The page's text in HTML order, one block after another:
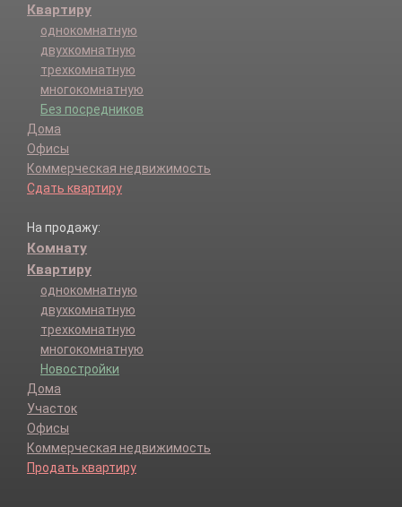
Квартиру
однокомнатную
двухкомнатную
трехкомнатную
многокомнатную
Без посредников
Дома
Офисы
Коммерческая недвижимость
Сдать квартиру
На продажу:
Комнату
Квартиру
однокомнатную
двухкомнатную
трехкомнатную
многокомнатную
Новостройки
Дома
Участок
Офисы
Коммерческая недвижимость
Продать квартиру